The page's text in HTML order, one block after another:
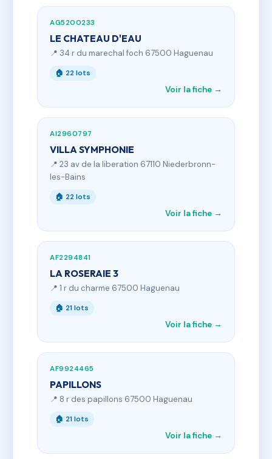
AG5200233
LE CHATEAU D'EAU
📍 34 r du marechal foch 67500 Haguenau
🏠 22 lots
Voir la fiche →
AI2960797
VILLA SYMPHONIE
📍 23 av de la liberation 67110 Niederbronn-
les-Bains
🏠 22 lots
Voir la fiche →
AF2294841
LA ROSERAIE 3
📍 1 r du charme 67500 Haguenau
🏠 21 lots
Voir la fiche →
AF9924465
PAPILLONS
📍 8 r des papillons 67500 Haguenau
🏠 21 lots
Voir la fiche →